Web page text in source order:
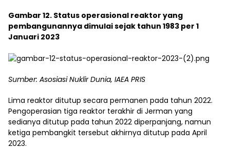
Gambar 12. Status operasional reaktor yang
pembangunannya dimulai sejak tahun 1983 per 1
Januari 2023
Sumber: Asosiasi Nuklir Dunia, IAEA PRIS
Lima reaktor ditutup secara permanen pada tahun 2022.
Pengoperasian tiga reaktor terakhir di Jerman yang
sedianya ditutup pada tahun 2022 diperpanjang, namun
ketiga pembangkit tersebut akhirnya ditutup pada April
2023.